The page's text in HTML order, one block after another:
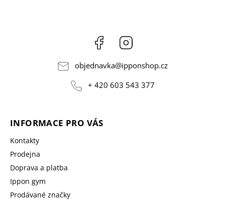
Facebook
objednavka@ipponshop.cz
+ 420 603 543 377
INFORMACE PRO VÁS
Kontakty
Prodejna
Doprava a platba
Ippon gym
Prodávané značky